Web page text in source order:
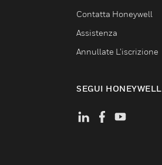
Contatta Honeywell
Assistenza
Annullate L’iscrizione
SEGUI HONEYWELL